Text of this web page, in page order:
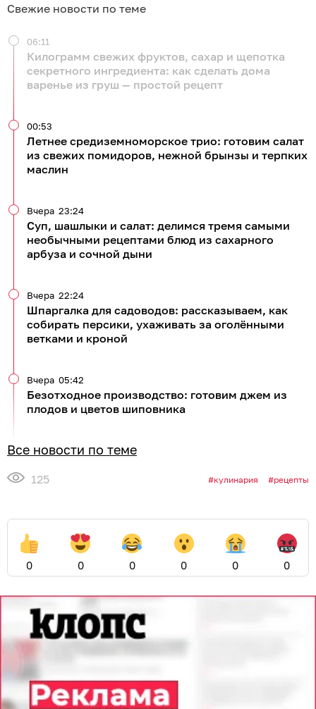
Свежие новости по теме
Килограмм свежих фруктов, сахар и щепотка
секретного ингредиента: как сделать дома
варенье из груш — простой рецепт
06:11
Летнее средиземноморское трио: готовим салат
из свежих помидоров, нежной брынзы и терпких
маслин
00:53
Суп, шашлыки и салат: делимся тремя самыми
необычными рецептами блюд из сахарного
арбуза и сочной дыни
Вчера 23:24
Шпаргалка для садоводов: рассказываем, как
собирать персики, ухаживать за оголёнными
ветками и кроной
Вчера 22:24
Безотходное производство: готовим джем из
плодов и цветов шиповника
Вчера 05:42
Все новости по теме
125 кулинария рецепты
0 0 0 0 0 0